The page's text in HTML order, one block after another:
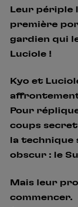
Leur périple
première
gardien qui
Luciole !
Kyo et
Pour
coups
la
obscur : le
Mais leur
commencer.